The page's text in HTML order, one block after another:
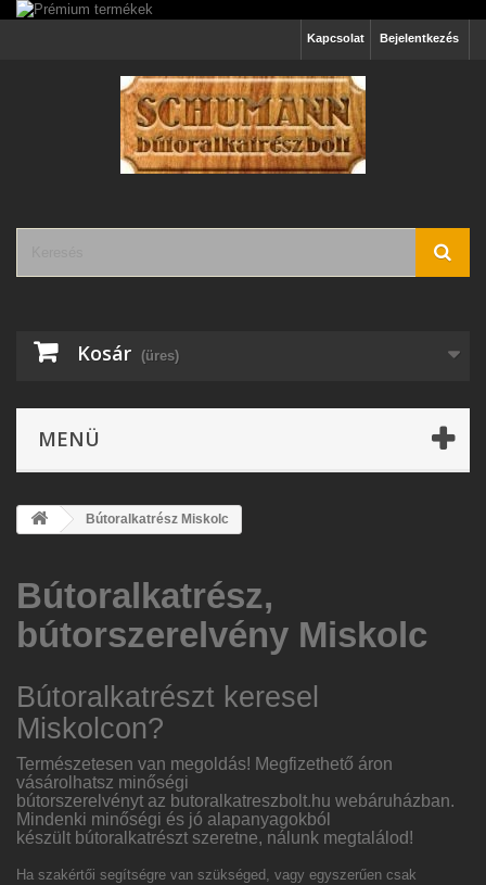
Bejelentkezés
Kapcsolat
Kosár (üres)
MENÜ
Bútoralkatrész Miskolc
Bútoralkatrész,
bútorszerelvény Miskolc
Bútoralkatrészt keresel
Miskolcon?
Természetesen van megoldás! Megfizethető áron
vásárolhatsz minőségi
bútorszerelvényt az butoralkatreszbolt.hu webáruházban.
Mindenki minőségi és jó alapanyagokból
készült bútoralkatrészt szeretne, nálunk megtalálod!
Ha szakértői segítségre van szükséged, vagy egyszerűen csak